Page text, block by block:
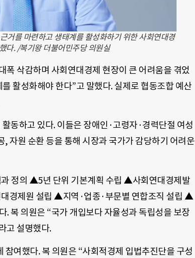
거를 마련하고 생태계를 활성화하기 위한 사회연대경
다. /복기왕 더불어민주당 의원실
폭 삭감하며 사회연대경제 현장이 큰 어려움을 겪었
활성화해야 한다”고 말했다. 실제로 협동조합 예산
동하고 있다. 이들은 장애인·고령자·경력단절 여성
자원 순환 등을 통해 시장과 국가가 감당하기 어려운
정의 ▲5년 단위 기본계획 수립 ▲사회연대경제발
경제원 설립 ▲지역·업종·부문별 연합조직 설립 ▲
. 복 의원은 “국가 개입보다 자율성과 독립성을 보장
고 설명했다.
여했다. 복 의원은 “사회적경제 입법추진단을 구성